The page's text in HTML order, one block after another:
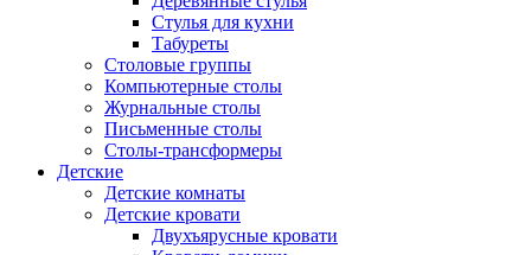
Стулья для кухни
Табуреты
Столовые группы
Компьютерные столы
Журнальные столы
Письменные столы
Столы-трансформеры
Детские
Детские комнаты
Детские кровати
Двухъярусные кровати